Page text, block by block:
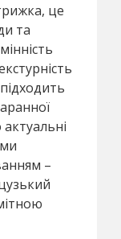
це
та
–